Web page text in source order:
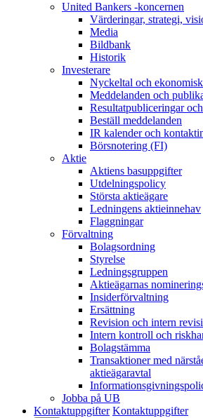
United Bankers -koncernen
Värderingar, strategi,
Media
Bildbank
Historik
Investerare
Nyckeltal och
Meddelanden och
Resultatpubliceringar
Beställ meddelanden
IR kalender och
Börsnotering (FI)
Aktie
Aktiens basuppgifter
Utdelningspolicy
Största aktieägare
Ledningens aktieinnehav
Flaggningar
Förvaltning
Bolagsordning
Styrelse
Ledningsgruppen
Aktieägarnas
Insiderförvaltning
Ersättning
Revision och intern
Intern kontroll och
Bolagstämma
Transaktioner med
aktieägaravtal
Jobba på UB
Kontaktuppgifter Kontaktuppgifter